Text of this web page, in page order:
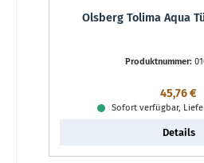
Olsberg Tolima Aqua
Produktnummer:
45,76 €
Sofort verfügbar,
Details